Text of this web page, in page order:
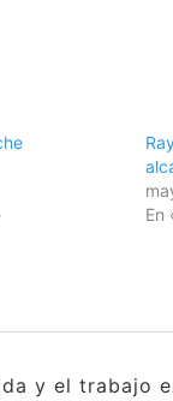
En
y el trabajo